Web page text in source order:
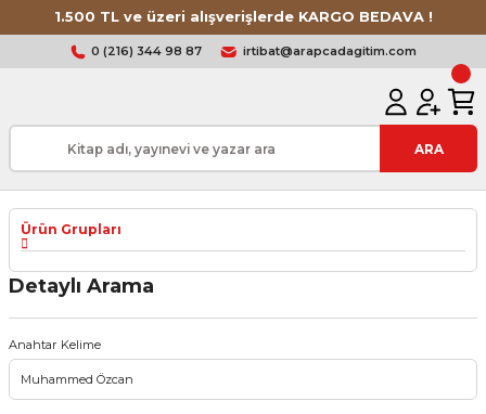
1.500 TL ve üzeri alışverişlerde KARGO BEDAVA !
0 (216) 344 98 87 irtibat@arapcadagitim.com
ARA
Ürün Grupları
Detaylı Arama
Anahtar Kelime